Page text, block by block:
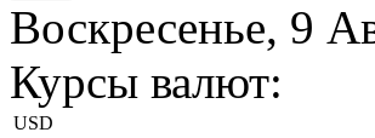
Воскресенье, 9
Курсы валют:
USD